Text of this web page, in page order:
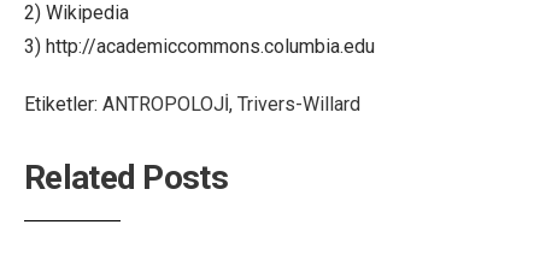
2) Wikipedia
3) http://academiccommons.columbia.edu
Etiketler: ANTROPOLOJİ, Trivers-Willard
Related Posts